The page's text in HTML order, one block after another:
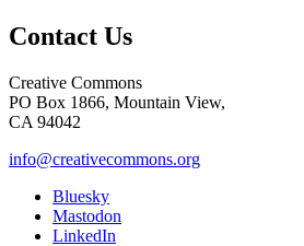
Contact Us
Creative Commons
PO Box 1866, Mountain View,
CA 94042
info@creativecommons.org
Bluesky
Mastodon
LinkedIn